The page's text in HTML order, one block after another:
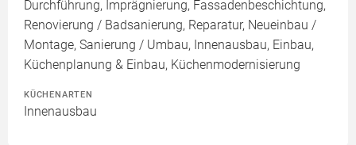
Durchführung, Imprägnierung, Fassadenbeschichtung,
Renovierung / Badsanierung, Reparatur, Neueinbau /
Montage, Sanierung / Umbau, Innenausbau, Einbau,
Küchenplanung & Einbau, Küchenmodernisierung
KÜCHENARTEN
Innenausbau